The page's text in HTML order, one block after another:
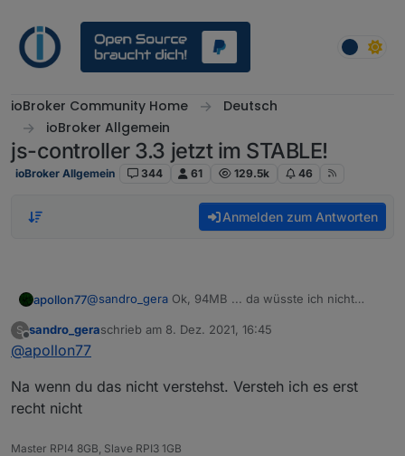
ioBroker Community Home
Deutsch
ioBroker Allgemein
js-controller 3.3 jetzt im STABLE!
ioBroker Allgemein 344 61 129.5k 46
Anmelden zum Antworten
apollon77@sandro_gera Ok, 94MB ... da wüsste ich nicht
Welche Node.js version?
S
Offline
sandro_geraschrieb am 8. Dez. 2021, 16:45
zuletzt editiert von
@apollon77
Na wenn du das nicht verstehst. Versteh ich es erst
recht nicht
Master RPI4 8GB, Slave RPI3 1GB